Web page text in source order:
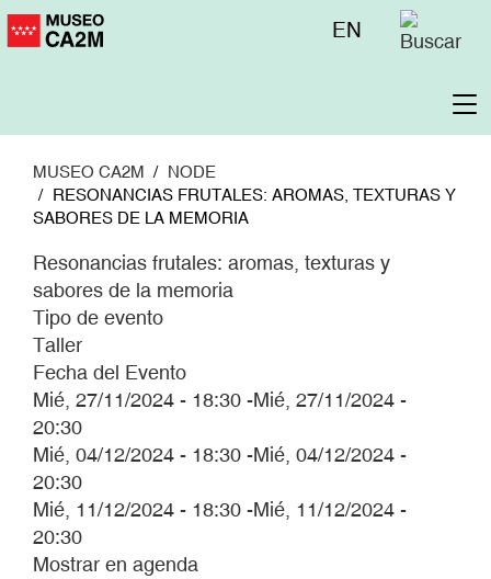
Pasar
Menú
EN
MUSEO CA2M
NODE
RESONANCIAS FRUTALES: AROMAS, TEXTURAS Y
SABORES DE LA MEMORIA
Resonancias frutales: aromas, texturas y
sabores de la memoria
Tipo de evento
Taller
Fecha del Evento
Mié, 27/11/2024 - 18:30 -Mié, 27/11/2024 -
20:30
Mié, 04/12/2024 - 18:30 -Mié, 04/12/2024 -
20:30
Mié, 11/12/2024 - 18:30 -Mié, 11/12/2024 -
20:30
Mostrar en agenda